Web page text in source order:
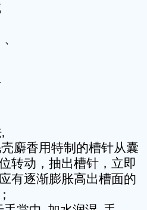
麝香用特制的槽针从囊
转动，抽出槽针，立即
有逐渐膨胀高出槽面的